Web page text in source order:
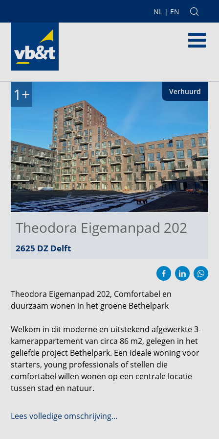
NL | EN
Verhuurd
1+
Theodora Eigemanpad 202
2625 DZ Delft
Theodora Eigemanpad 202, Comfortabel en
duurzaam wonen in het groene Bethelpark
Welkom in dit moderne en uitstekend afgewerkte 3-
kamerappartement van circa 86 m2, gelegen in het
geliefde project Bethelpark. Een ideale woning voor
starters, young professionals of stellen die
comfortabel willen wonen op een centrale locatie
tussen stad en natuur.
Indeling en wooncomfort
Lees volledige omschrijving...